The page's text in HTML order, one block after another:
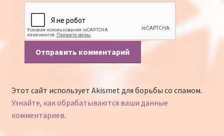
Этот сайт использует Akismet для борьбы со спамом.
Узнайте, как обрабатываются ваши данные
комментариев.